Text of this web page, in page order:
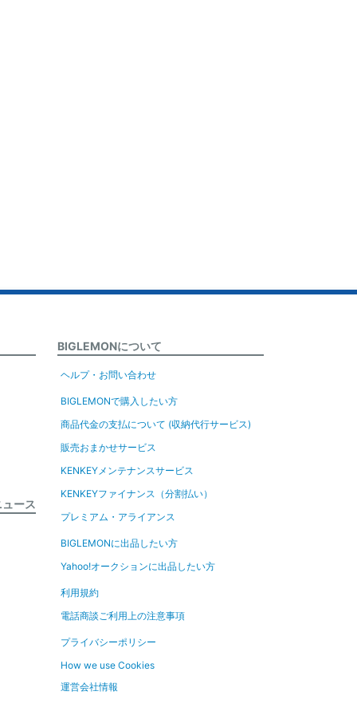
ース
BIGLEMONについて
ヘルプ・お問い合わせ
BIGLEMONで購入したい方
商品代金の支払について (収納代行サービス)
販売おまかせサービス
KENKEYメンテナンスサービス
KENKEYファイナンス（分割払い）
プレミアム・アライアンス
BIGLEMONに出品したい方
Yahoo!オークションに出品したい方
利用規約
電話商談ご利用上の注意事項
プライバシーポリシー
How we use Cookies
運営会社情報